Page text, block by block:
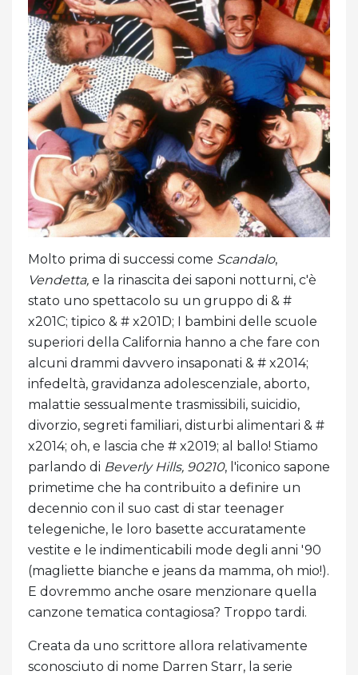
Molto prima di successi come Scandalo,
Vendetta, e la rinascita dei saponi notturni, c'è
stato uno spettacolo su un gruppo di & #
x201C; tipico & # x201D; I bambini delle scuole
superiori della California hanno a che fare con
alcuni drammi davvero insaponati & # x2014;
infedeltà, gravidanza adolescenziale, aborto,
malattie sessualmente trasmissibili, suicidio,
divorzio, segreti familiari, disturbi alimentari & #
x2014; oh, e lascia che # x2019; al ballo! Stiamo
parlando di Beverly Hills, 90210, l'iconico sapone
primetime che ha contribuito a definire un
decennio con il suo cast di star teenager
telegeniche, le loro basette accuratamente
vestite e le indimenticabili mode degli anni '90
(magliette bianche e jeans da mamma, oh mio!).
E dovremmo anche osare menzionare quella
canzone tematica contagiosa? Troppo tardi.
Creata da uno scrittore allora relativamente
sconosciuto di nome Darren Starr, la serie